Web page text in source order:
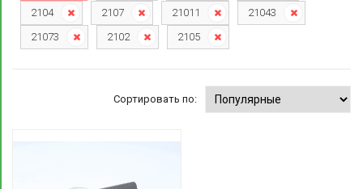
2104
2107 21011
21043
21073
2102 2105
Сортировать по: